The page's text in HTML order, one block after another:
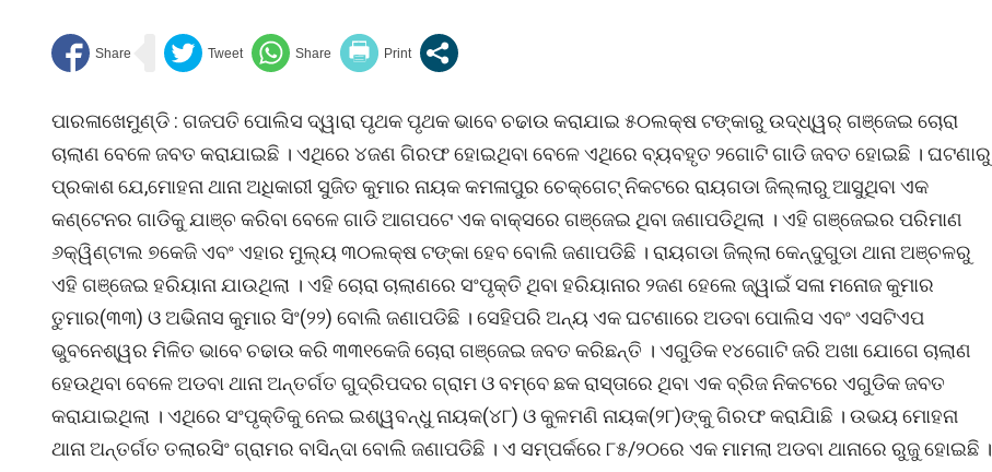
ପାରଳାଖେମୁଣ୍ଡି : ଗଜପତି ପୋଲିସ ଦ୍ୱାରା ପୃଥକ ପୃଥକ ଭାବେ ଚଢାଉ କରାଯାଇ ୫୦ଲକ୍ଷ ଟଙ୍କାରୁ ଉଦ୍ଧ୍ୱର୍ ଗଞ୍ଜେଇ ଚୋରା
ଚାଲାଣ ବେଳେ ଜବତ କରାଯାଇଛି । ଏଥିରେ ୪ଜଣ ଗିରଫ ହୋଇଥିବା ବେଳେ ଏଥିରେ ବ୍ୟବହୃତ ୨ଗୋଟି ଗାଡି ଜବତ ହୋଇଛି । ଘଟଣାରୁ
ପ୍ରକାଶ ଯେ,ମୋହନା ଥାନା ଅଧିକାରୀ ସୁଜିତ କୁମାର ନାୟକ କମଳାପୁର ଚେକ୍ଗେଟ୍ ନିକଟରେ ରାୟଗଡା ଜିଲ୍ଲାରୁ ଆସୁଥିବା ଏକ
କଣ୍ଟେନର ଗାଡିକୁ ଯାଞ୍ଚ କରିବା ବେଳେ ଗାଡି ଆଗପଟେ ଏକ ବାକ୍ସରେ ଗଞ୍ଜେଇ ଥିବା ଜଣାପଡିଥିଲା । ଏହି ଗଞ୍ଜେଇର ପରିମାଣ
୬କ୍ୱିଣ୍ଟାଲ ୭କେଜି ଏବଂ ଏହାର ମୁଲ୍ୟ ୩୦ଲକ୍ଷ ଟଙ୍କା ହେବ ବୋଲି ଜଣାପଡିଛି । ରାୟଗଡା ଜିଲ୍ଲା କେନ୍ଦୁଗୁଡା ଥାନା ଅଞ୍ଚଳରୁ
ଏହି ଗଞ୍ଜେଇ ହରିୟାନା ଯାଉଥିଲା । ଏହି ଚୋରା ଚାଲାଣରେ ସଂପୃକ୍ତି ଥିବା ହରିୟାନାର ୨ଜଣ ହେଲେ ଜ୍ୱାଇଁ ସଳା ମନୋଜ କୁମାର
ତୁମାର(୩୩) ଓ ଅଭିନାସ କୁମାର ସିଂ(୨୨) ବୋଲି ଜଣାପଡିଛି । ସେହିପରି ଅନ୍ୟ ଏକ ଘଟଣାରେ ଅଡବା ପୋଲିସ ଏବଂ ଏସଟିଏପ
ଭୁବନେଶ୍ୱର ମିଳିତ ଭାବେ ଚଢାଉ କରି ୩୩୧କେଜି ଚୋରା ଗଞ୍ଜେଇ ଜବତ କରିଛନ୍ତି । ଏଗୁଡିକ ୧୪ଗୋଟି ଜରି ଅଖା ଯୋଗେ ଚାଲାଣ
ହେଉଥିବା ବେଳେ ଅଡବା ଥାନା ଅନ୍ତର୍ଗତ ଗୁଦ୍ରିପଦର ଗ୍ରାମ ଓ ବମ୍ବେ ଛକ ରାସ୍ତାରେ ଥିବା ଏକ ବ୍ରିଜ ନିକଟରେ ଏଗୁଡିକ ଜବତ
କରାଯାଇଥିଲା । ଏଥିରେ ସଂପୃକ୍ତିକୁ ନେଇ ଇଶ୍ୱବନ୍ଧୁ ନାୟକ(୪୮) ଓ କୁଳମଣି ନାୟକ(୨୮)ଙ୍କୁ ଗିରଫ କରାଯାିଛି । ଉଭୟ ମୋହନା
ଥାନା ଅନ୍ତର୍ଗତ ତଲାରସିଂ ଗ୍ରାମର ବାସିନ୍ଦା ବୋଲି ଜଣାପଡିଛି । ଏ ସମ୍ପର୍କରେ ୮୫/୨୦ରେ ଏକ ମାମଲା ଅଡବା ଥାନାରେ ରୁଜୁ ହୋଇଛି ।